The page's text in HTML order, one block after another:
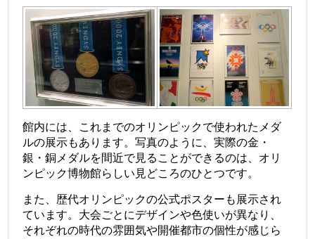
館内には、これまでのオリンピックで使われたメダ
ルの展示もあります。写真のように、実際の金・
銀・銅メダルを間近で見ることができるのは、オリ
ンピック博物館らしい見どころのひとつです。
また、歴代オリンピックの公式ポスターも展示され
ています。大会ごとにデザインや色使いが異なり、
それぞれの時代の雰囲気や開催都市の個性が感じら